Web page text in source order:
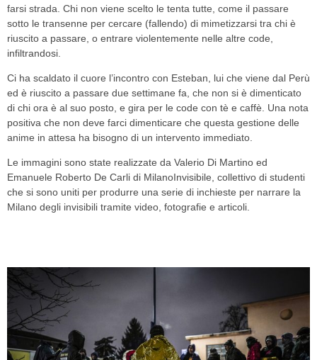
farsi strada. Chi non viene scelto le tenta tutte, come il passare
sotto le transenne per cercare (fallendo) di mimetizzarsi tra chi è
riuscito a passare, o entrare violentemente nelle altre code,
infiltrandosi.
Ci ha scaldato il cuore l’incontro con Esteban, lui che viene dal Perù
ed è riuscito a passare due settimane fa, che non si è dimenticato
di chi ora è al suo posto, e gira per le code con tè e caffè. Una nota
positiva che non deve farci dimenticare che questa gestione delle
anime in attesa ha bisogno di un intervento immediato.
Le immagini sono state realizzate da Valerio Di Martino ed
Emanuele Roberto De Carli di MilanoInvisibile, collettivo di studenti
che si sono uniti per produrre una serie di inchieste per narrare la
Milano degli invisibili tramite video, fotografie e articoli.